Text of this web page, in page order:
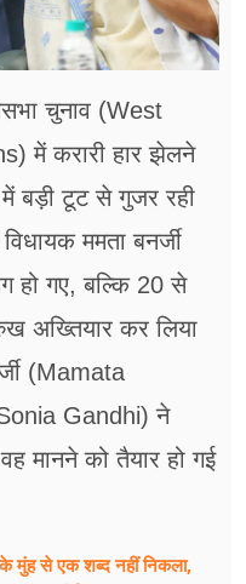
चुनाव (West
में करारी हार झेलने
बड़ी टूट से गुजर रही
ममता बनर्जी
गए, बल्कि 20 से
अख्तियार कर लिया
(Mamata
Gandhi) ने
मानने को तैयार हो गई
मुंह से एक शब्द नहीं निकला,